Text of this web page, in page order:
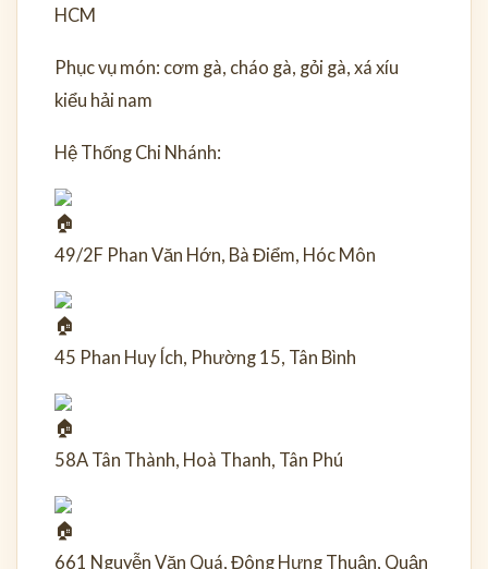
HCM
Phục vụ món: cơm gà, cháo gà, gỏi gà, xá xíu
kiểu hải nam
Hệ Thống Chi Nhánh:
49/2F Phan Văn Hớn, Bà Điểm, Hóc Môn
45 Phan Huy Ích, Phường 15, Tân Bình
58A Tân Thành, Hoà Thanh, Tân Phú
661 Nguyễn Văn Quá, Đông Hưng Thuận, Quận